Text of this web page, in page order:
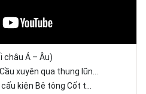
châu Á – Âu)
xuyên qua thung lũn...
kiện Bê tông Cốt t...